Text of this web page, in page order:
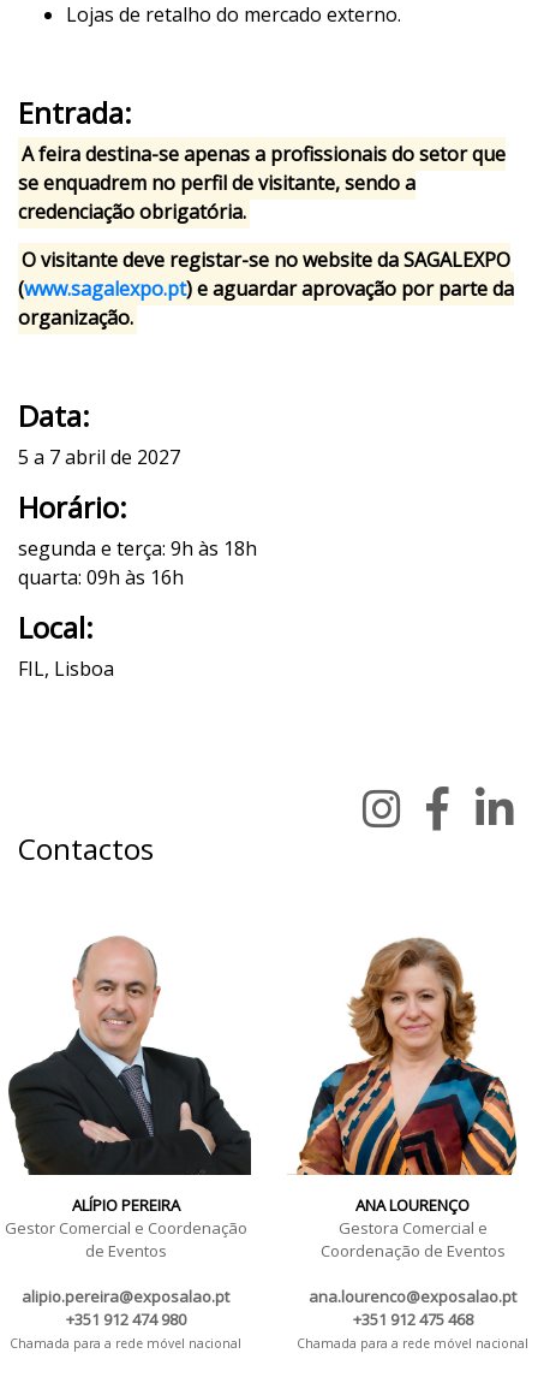
Lojas de retalho do mercado externo.
Entrada:
A feira destina-se apenas a profissionais do setor que
se enquadrem no perfil de visitante, sendo a
credenciação obrigatória.
O visitante deve registar-se no website da SAGALEXPO
(www.sagalexpo.pt) e aguardar aprovação por parte da
organização.
Data:
5 a 7 abril de 2027
Horário:
segunda e terça: 9h às 18h
quarta: 09h às 16h
Local:
FIL, Lisboa
Contactos
ALÍPIO PEREIRA
Gestor Comercial e Coordenação
de Eventos
alipio.pereira@exposalao.pt
+351 912 474 980
Chamada para a rede móvel nacional
ANA LOURENÇO
Gestora Comercial e
Coordenação de Eventos
ana.lourenco@exposalao.pt
+351 912 475 468
Chamada para a rede móvel nacional